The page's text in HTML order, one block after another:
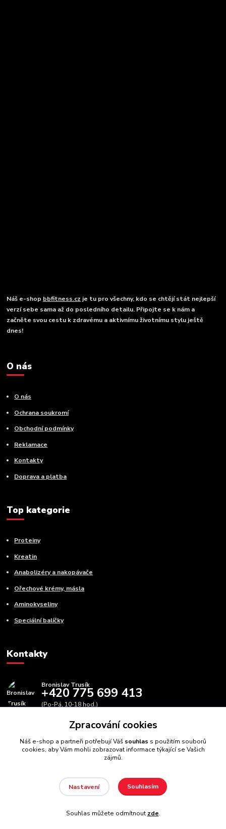
Náš e-shop bbfitness.cz je tu pro všechny, kdo se chtějí stát nejlepší
verzí sebe sama až do posledního detailu. Připojte se k nám a
začněte svou cestu k zdravému a aktivnímu životnímu stylu ještě
dnes!
O nás
O nás
Ochrana soukromí
Obchodní podmínky
Reklamace
Kontakty
Doprava a platba
Top kategorie
Proteiny
Kreatin
Anabolizéry a nakopávače
Ořechové krémy, másla
Aminokyseliny
Speciální balíčky
Kontakty
Bronislav Trusík
+420 775 699 413
(Po-Pá, 10-18 hod.)
info@bbfitness.cz
BBfintess.cz -Fitness doplňky a zdravá výživa//Webdesign
Vytvořeno na
Eshop-rychle.cz
Zpracování cookies
Náš e-shop a partneři potřebují Váš souhlas s použitím souborů
cookies, aby Vám mohli zobrazovat informace týkající se Vašich
zájmů.
Nastavení Souhlasím
Souhlas můžete odmítnout zde.